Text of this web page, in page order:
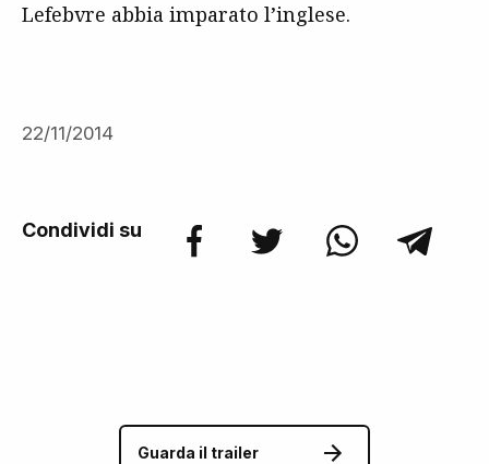
Lefebvre abbia imparato l’inglese.
22/11/2014
Condividi su
Guarda il trailer